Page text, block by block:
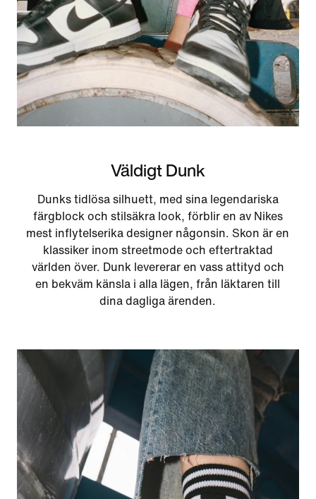
Väldigt Dunk
Dunks tidlösa silhuett, med sina legendariska
färgblock och stilsäkra look, förblir en av Nikes
mest inflytelserika designer någonsin. Skon är en
klassiker inom streetmode och eftertraktad
världen över. Dunk levererar en vass attityd och
en bekväm känsla i alla lägen, från läktaren till
dina dagliga ärenden.